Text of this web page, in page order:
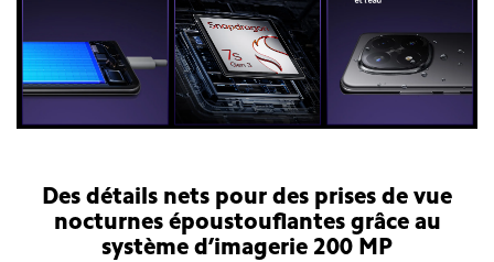
Des détails nets pour des prises de vue
nocturnes époustouflantes grâce au
système d’imagerie 200 MP